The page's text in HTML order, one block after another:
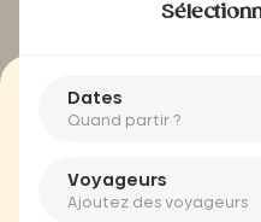
Dates
Quand partir ?
Voyageurs
Ajoutez des voyageurs